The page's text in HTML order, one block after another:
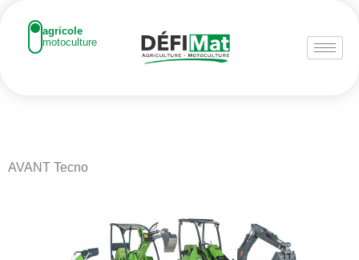
contenu
agricole
motoculture
AVANT Tecno